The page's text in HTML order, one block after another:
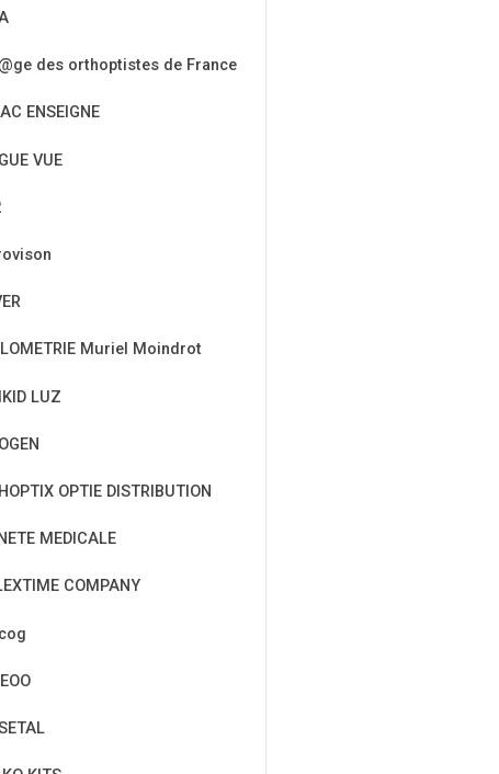
des orthoptistes de France
ENSEIGNE
VUE
Muriel Moindrot
LUZ
OPTIE DISTRIBUTION
MEDICALE
COMPANY